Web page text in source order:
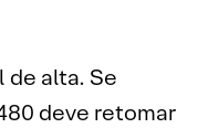
de alta. Se
deve retomar